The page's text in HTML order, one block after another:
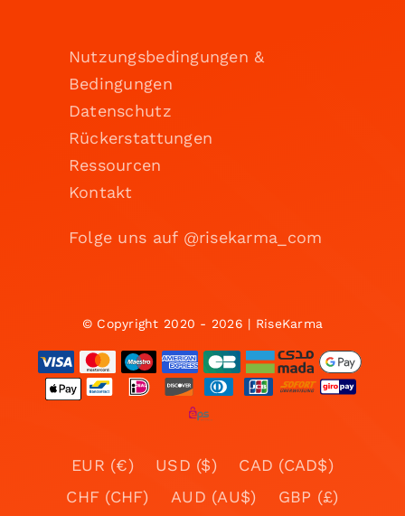
Nutzungsbedingungen &
Bedingungen
Datenschutz
Rückerstattungen
Ressourcen
Kontakt
Folge uns auf @risekarma_com
© Copyright 2020 - 2026 | RiseKarma
EUR (€) USD ($)
CAD (CAD$)
CHF (CHF)
AUD (AU$)
GBP (£)